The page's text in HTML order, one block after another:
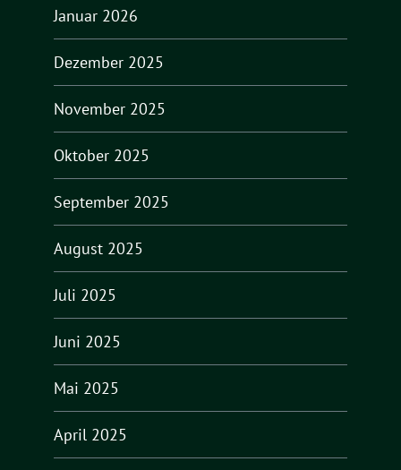
Januar 2026
Dezember 2025
November 2025
Oktober 2025
September 2025
August 2025
Juli 2025
Juni 2025
Mai 2025
April 2025